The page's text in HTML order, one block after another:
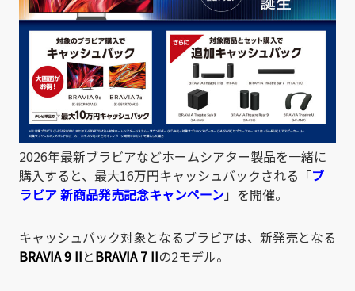
2026年最新ブラビアなどホームシアター製品を一緒に
購入すると、最大16万円キャッシュバックされる「ブ
ラビア 新商品発売記念キャンペーン」を開催。
キャッシュバック対象となるブラビアは、新発売となる
BRAVIA 9 IIとBRAVIA 7 IIの2モデル。